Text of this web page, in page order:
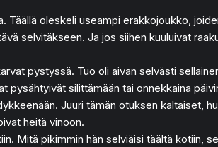
Täällä oleskeli useampi erakkojoukko,
selvitäkseen. Ja jos siihen kuuluivat
pystyssä. Tuo oli aivan selvästi
pysähtyivät silittämään tai onnekkaina
Juuri tämän otuksen kaltaiset,
heitä vinoon.
Mitä pikimmin hän selviäisi täältä kotiin,